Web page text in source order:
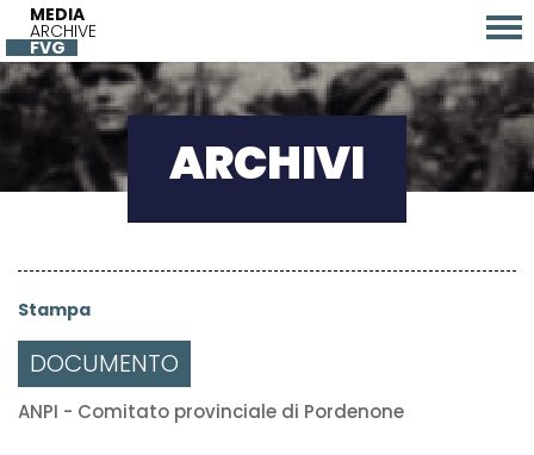
MEDIA
ARCHIVE
FVG
ARCHIVI
Stampa
DOCUMENTO
ANPI - Comitato provinciale di Pordenone